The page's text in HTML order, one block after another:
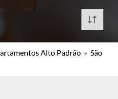
Alto Padrão » São